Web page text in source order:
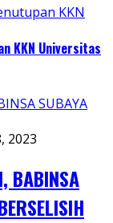
KKN Universitas
2023
BABINSA